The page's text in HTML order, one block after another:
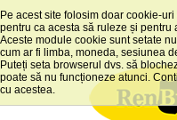
Pe acest site folosim doar cookie-
pentru ca acesta să ruleze și pentru
Aceste module cookie sunt setate
cum ar fi limba, moneda, sesiunea
Puteți seta browserul dvs. să
poate să nu funcționeze atunci.
cu acestea.